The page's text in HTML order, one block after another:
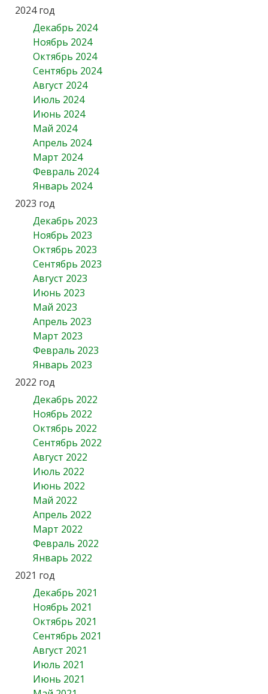
2024 год
Декабрь 2024
Ноябрь 2024
Октябрь 2024
Сентябрь 2024
Август 2024
Июль 2024
Июнь 2024
Май 2024
Апрель 2024
Март 2024
Февраль 2024
Январь 2024
2023 год
Декабрь 2023
Ноябрь 2023
Октябрь 2023
Сентябрь 2023
Август 2023
Июнь 2023
Май 2023
Апрель 2023
Март 2023
Февраль 2023
Январь 2023
2022 год
Декабрь 2022
Ноябрь 2022
Октябрь 2022
Сентябрь 2022
Август 2022
Июль 2022
Июнь 2022
Май 2022
Апрель 2022
Март 2022
Февраль 2022
Январь 2022
2021 год
Декабрь 2021
Ноябрь 2021
Октябрь 2021
Сентябрь 2021
Август 2021
Июль 2021
Июнь 2021